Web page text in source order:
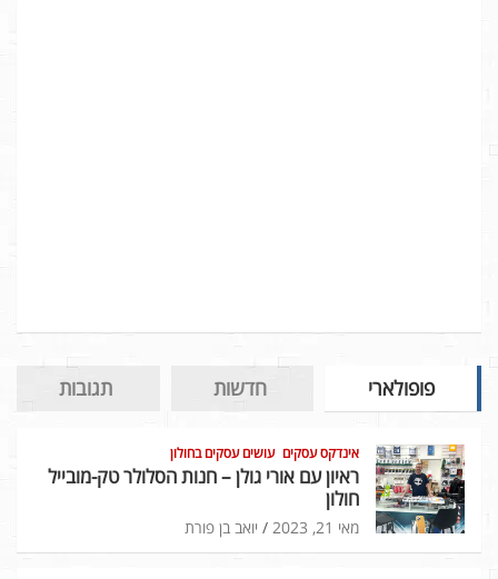
פופולארי חדשות תגובות
אינדקס עסקים עושים עסקים בחולון
ראיון עם אורי גולן – חנות הסלולר טק-מובייל
חולון
מאי 21, 2023 יואב בן פורת